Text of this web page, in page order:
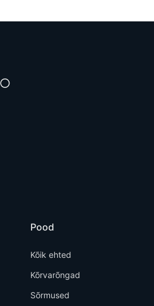
Pood
Kõik ehted
Kõrvarõngad
Sõrmused